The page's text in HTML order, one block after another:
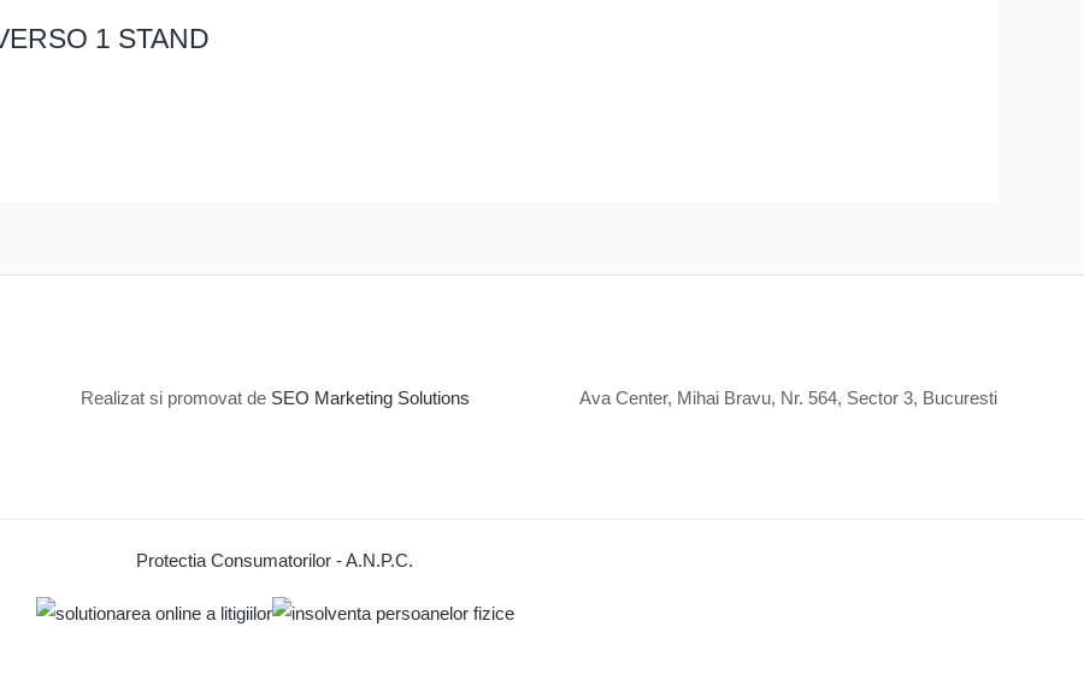
1 STAND
Realizat si promovat de SEO Marketing Solutions Ava Center, Mihai Bravu, Nr. 564, Sector 3, Bucuresti
Protectia Consumatorilor - A.N.P.C.